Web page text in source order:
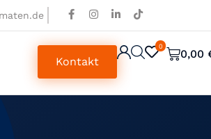
Kontakt
0
0,00